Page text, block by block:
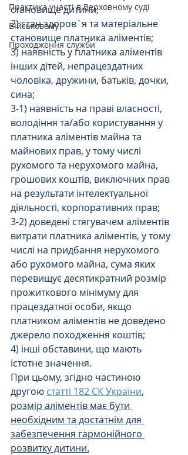
Практика участі в Верховному суді
Військовому
Проходження служби
становище дитини;
2) стан здоров`я та матеріальне
становище платника аліментів;
3) наявність у платника аліментів
інших дітей, непрацездатних
чоловіка, дружини, батьків, дочки,
сина;
3-1) наявність на праві власності,
володіння та/або користування у
платника аліментів майна та
майнових прав, у тому числі
рухомого та нерухомого майна,
грошових коштів, виключних прав
на результати інтелектуальної
діяльності, корпоративних прав;
3-2) доведені стягувачем аліментів
витрати платника аліментів, у тому
числі на придбання нерухомого
або рухомого майна, сума яких
перевищує десятикратний розмір
прожиткового мінімуму для
працездатної особи, якщо
платником аліментів не доведено
джерело походження коштів;
4) інші обставини, що мають
істотне значення.
При цьому, згідно частиною
другою статті 182 СК України,
розмір аліментів має бути
необхідним та достатнім для
забезпечення гармонійного
розвитку дитини.